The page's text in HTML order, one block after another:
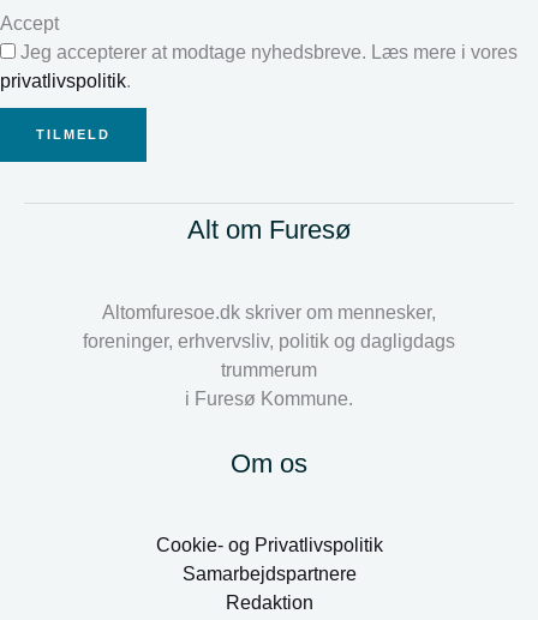
Accept
Jeg accepterer at modtage nyhedsbreve. Læs mere i vores
privatlivspolitik.
TILMELD
Alt om Furesø
Altomfuresoe.dk skriver om mennesker,
foreninger, erhvervsliv, politik og dagligdags
trummerum
i Furesø Kommune.
Om os
Cookie- og Privatlivspolitik
Samarbejdspartnere
Redaktion